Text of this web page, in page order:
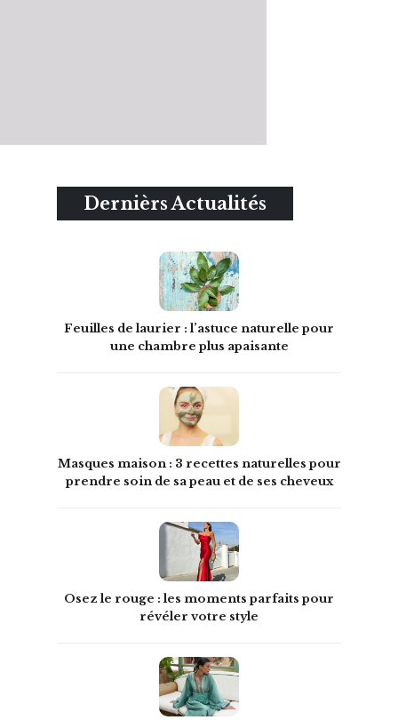
Dernièrs Actualités
Feuilles de laurier : l’astuce naturelle pour
une chambre plus apaisante
Masques maison : 3 recettes naturelles pour
prendre soin de sa peau et de ses cheveux
Osez le rouge : les moments parfaits pour
révéler votre style